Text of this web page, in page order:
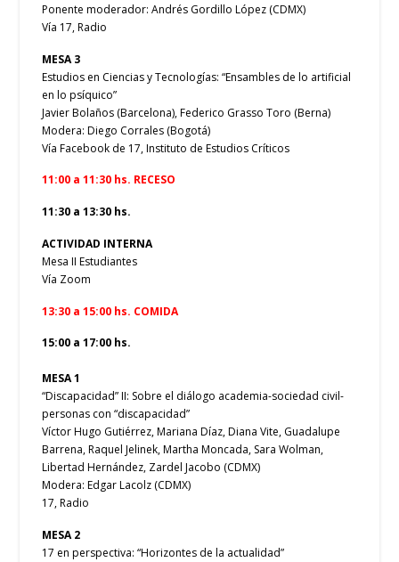
Ponente moderador: Andrés Gordillo López (CDMX)
Vía 17, Radio
MESA 3
Estudios en Ciencias y Tecnologías: “Ensambles de lo artificial
en lo psíquico”
Javier Bolaños (Barcelona), Federico Grasso Toro (Berna)
Modera: Diego Corrales (Bogotá)
Vía Facebook de 17, Instituto de Estudios Críticos
11:00 a 11:30 hs. RECESO
11:30 a 13:30 hs.
ACTIVIDAD INTERNA
Mesa II Estudiantes
Vía Zoom
13:30 a 15:00 hs. COMIDA
15:00 a 17:00 hs.
MESA 1
“Discapacidad” II: Sobre el diálogo academia-sociedad civil-
personas con “discapacidad”
Víctor Hugo Gutiérrez, Mariana Díaz, Diana Vite, Guadalupe
Barrena, Raquel Jelinek, Martha Moncada, Sara Wolman,
Libertad Hernández, Zardel Jacobo (CDMX)
Modera: Edgar Lacolz (CDMX)
17, Radio
MESA 2
17 en perspectiva: “Horizontes de la actualidad”